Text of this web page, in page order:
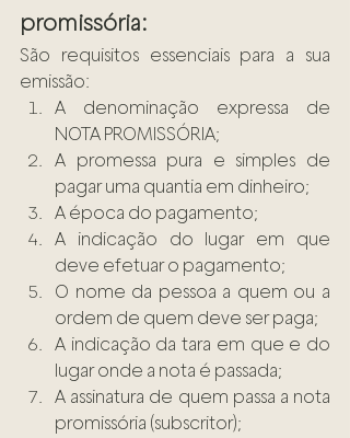
promissória:
São requisitos essenciais para a sua
emissão:
A denominação expressa de
NOTA PROMISSÓRIA;
A promessa pura e simples de
pagar uma quantia em dinheiro;
A época do pagamento;
A indicação do lugar em que
deve efetuar o pagamento;
O nome da pessoa a quem ou a
ordem de quem deve ser paga;
A indicação da tara em que e do
lugar onde a nota é passada;
A assinatura de quem passa a nota
promissória (subscritor);